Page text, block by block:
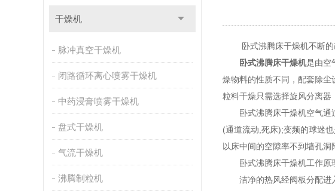
干燥机
脉冲真空干燥机
闭路循环离心喷雾干燥机
中药浸膏喷雾干燥机
盘式干燥机
气流干燥机
沸腾制粒机
卧式沸腾床干燥机不断的
卧式沸腾床干燥机是由空
燥物料的性质不同，配套除
粒料干燥只需选择旋风分离器
卧式沸腾床干燥机空气通过
(通道流动,死床);变频的球迷
以床中间的空隙率不到墙孔洞
卧式沸腾床干燥机工作原
洁净的热风经阀板分配进入